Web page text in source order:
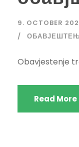
9. OCTOBER
Obavjestenje
Read More